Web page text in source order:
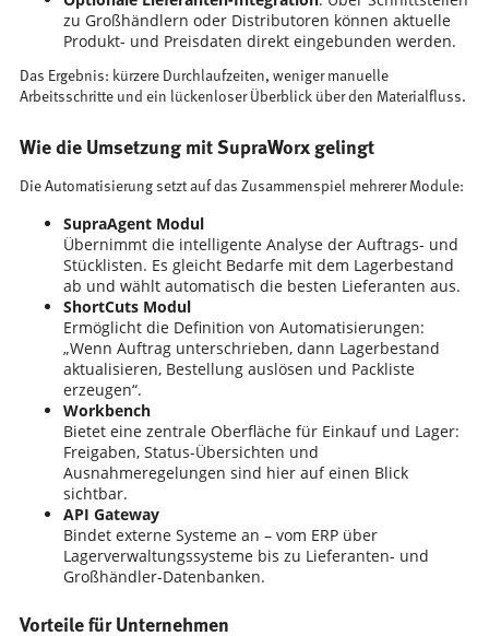
zu Großhändlern oder Distributoren können aktuelle
Produkt- und Preisdaten direkt eingebunden werden.
Das Ergebnis: kürzere Durchlaufzeiten, weniger manuelle
Arbeitsschritte und ein lückenloser Überblick über den Materialfluss.
Wie die Umsetzung mit SupraWorx gelingt
Die Automatisierung setzt auf das Zusammenspiel mehrerer Module:
SupraAgent Modul
Übernimmt die intelligente Analyse der Auftrags- und
Stücklisten. Es gleicht Bedarfe mit dem Lagerbestand
ab und wählt automatisch die besten Lieferanten aus.
ShortCuts Modul
Ermöglicht die Definition von Automatisierungen:
„Wenn Auftrag unterschrieben, dann Lagerbestand
aktualisieren, Bestellung auslösen und Packliste
erzeugen“.
Workbench
Bietet eine zentrale Oberfläche für Einkauf und Lager:
Freigaben, Status-Übersichten und
Ausnahmeregelungen sind hier auf einen Blick
sichtbar.
API Gateway
Bindet externe Systeme an – vom ERP über
Lagerverwaltungssysteme bis zu Lieferanten- und
Großhändler-Datenbanken.
Vorteile für Unternehmen